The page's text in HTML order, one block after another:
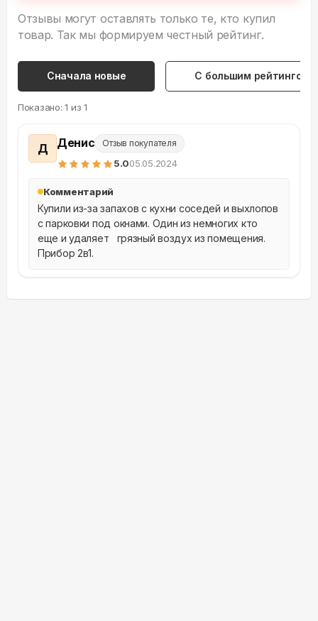
Отзывы могут оставлять только те, кто купил
товар. Так мы формируем честный рейтинг.
Сначала новые С большим рейтингом
Показано:1 из1
Д Денис Отзыв покупателя
5.005.05.2024
Комментарий
Купили из-за запахов с кухни соседей и выхлопов
с парковки под окнами. Один из немногих кто
еще и удаляет   грязный воздух из помещения.
Прибор 2в1.